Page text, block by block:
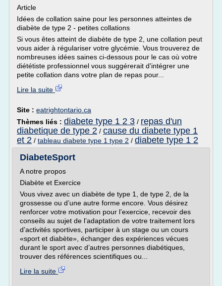
Article
Idées de collation saine pour les personnes atteintes de
diabète de type 2 - petites collations
Si vous êtes atteint de diabète de type 2, une collation peut
vous aider à régulariser votre glycémie. Vous trouverez de
nombreuses idées saines ci-dessous pour le cas où votre
diététiste professionnel vous suggérerait d'intégrer une
petite collation dans votre plan de repas pour...
Lire la suite
Site : eatrightontario.ca
Thèmes liés : diabete type 1 2 3 / repas d'un
diabetique de type 2 / cause du diabete type 1
et 2 / tableau diabete type 1 type 2 / diabete type 1 2
DiabeteSport
A notre propos
Diabète et Exercice
Vous vivez avec un diabète de type 1, de type 2, de la
grossesse ou d’une autre forme encore. Vous désirez
renforcer votre motivation pour l’exercice, recevoir des
conseils au sujet de l’adaptation de votre traitement lors
d’activités sportives, participer à un stage ou un cours
«sport et diabète», échanger des expériences vécues
durant le sport avec d’autres personnes diabétiques,
trouver des références scientifiques ou...
Lire la suite